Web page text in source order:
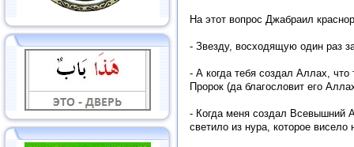
На этот вопрос Джабраил
- Звезду, восходящую один раз
- А когда тебя создал Аллах,
Пророк (да благословит его
- Когда меня создал Всевышний
светило из нура, которое